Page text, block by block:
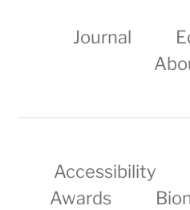
Journal
Accessibility
Awards